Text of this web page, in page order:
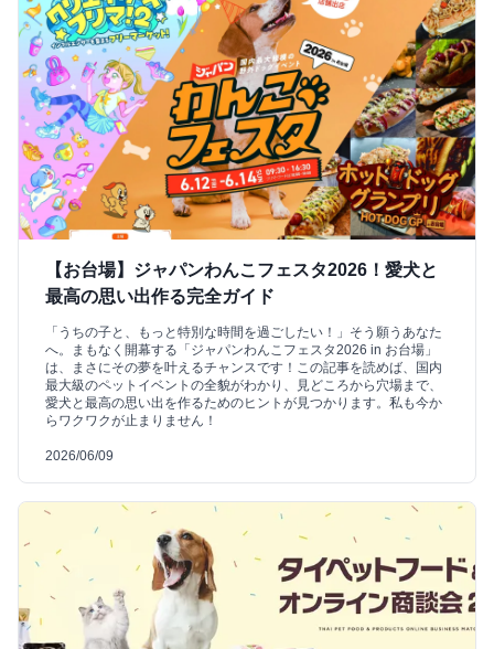
【お台場】ジャパンわんこフェスタ2026！愛犬と
最高の思い出作る完全ガイド
「うちの子と、もっと特別な時間を過ごしたい！」そう願うあなた
へ。まもなく開幕する「ジャパンわんこフェスタ2026 in お台場」
は、まさにその夢を叶えるチャンスです！この記事を読めば、国内
最大級のペットイベントの全貌がわかり、見どころから穴場まで、
愛犬と最高の思い出を作るためのヒントが見つかります。私も今か
らワクワクが止まりません！
2026/06/09